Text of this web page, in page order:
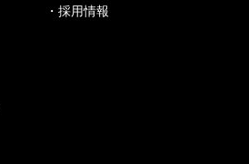
・採用情報